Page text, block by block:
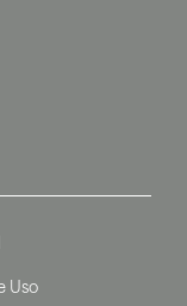
Uso